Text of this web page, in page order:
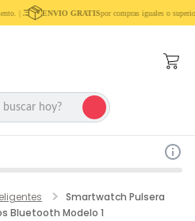
| ENVIO GRATISpor compras iguales o
Smartwatch Pulsera
Bluetooth Modelo 1